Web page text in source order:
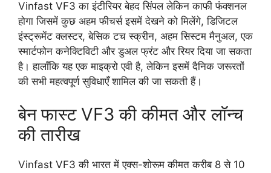
Vinfast VF3 का इंटीरियर बेहद सिंपल लेकिन काफी फंक्शनल
होगा जिसमें कुछ अहम फीचर्स इसमें देखने को मिलेंगे, डिजिटल
इंस्ट्रूमेंट क्लस्टर, बेसिक टच स्क्रीन, अहम सिस्टम मैनुअल, एक
स्मार्टफोन कनेक्टिविटी और डुअल फ्रंट और रियर दिया जा सकता
है। हालाँकि यह एक माइक्रो एवी है, लेकिन इसमें दैनिक जरूरतों
की सभी महत्वपूर्ण सुविधाएँ शामिल की जा सकती हैं।
बेन फास्ट VF3 की कीमत और लॉन्च
की तारीख
Vinfast VF3 की भारत में एक्स-शोरूम कीमत करीब 8 से 10